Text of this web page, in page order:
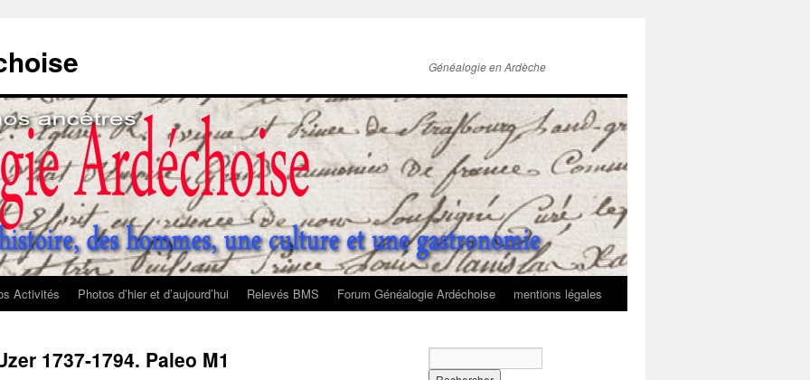
Généalogie en Ardèche
Activités Photos d’hier et d’aujourd’hui Relevés BMS Forum Généalogie Ardéchoise mentions légales
1737-1794. Paleo M1